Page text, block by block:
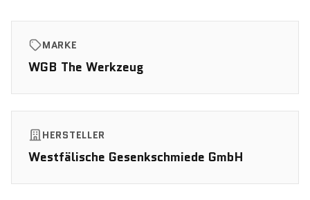
MARKE
WGB The Werkzeug
HERSTELLER
Westfälische Gesenkschmiede GmbH